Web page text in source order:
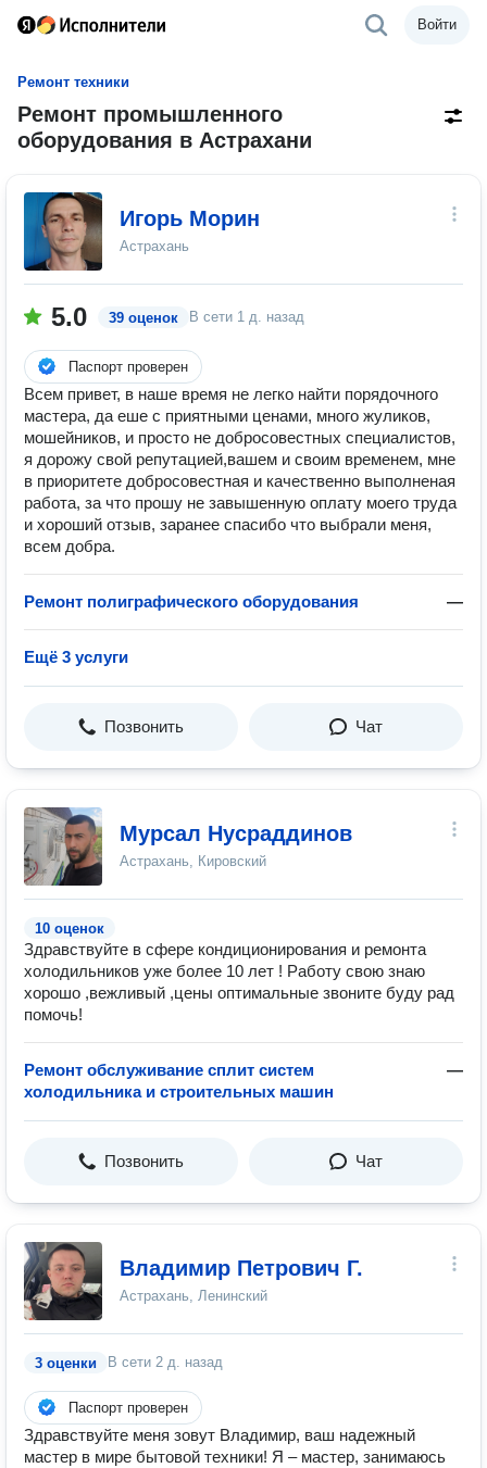
Войти
Ремонт техники
Ремонт промышленного
оборудования в Астрахани
Игорь Морин
Астрахань
5.0 39 оценок В сети 1 д. назад
Паспорт проверен
Всем привет, в наше время не легко найти порядочного
мастера, да еше с приятными ценами, много жуликов,
мошейников, и просто не добросовестных специалистов,
я дорожу свой репутацией,вашем и своим временем, мне
в приоритете добросовестная и качественно выполненая
работа, за что прошу не завышенную оплату моего труда
и хороший отзыв, заранее спасибо что выбрали меня,
всем добра.
Ремонт полиграфического оборудования —
Ещё 3 услуги
Позвонить Чат
Мурсал Нусраддинов
Астрахань, Кировский
10 оценок
Здравствуйте в сфере кондиционирования и ремонта
холодильников уже более 10 лет ! Работу свою знаю
хорошо ,вежливый ,цены оптимальные звоните буду рад
помочь!
Ремонт обслуживание сплит систем
холодильника и строительных машин
—
Позвонить Чат
Владимир Петрович Г.
Астрахань, Ленинский
3 оценки В сети 2 д. назад
Паспорт проверен
Здравствуйте меня зовут Владимир, ваш надежный
мастер в мире бытовой техники! Я – мастер, занимаюсь